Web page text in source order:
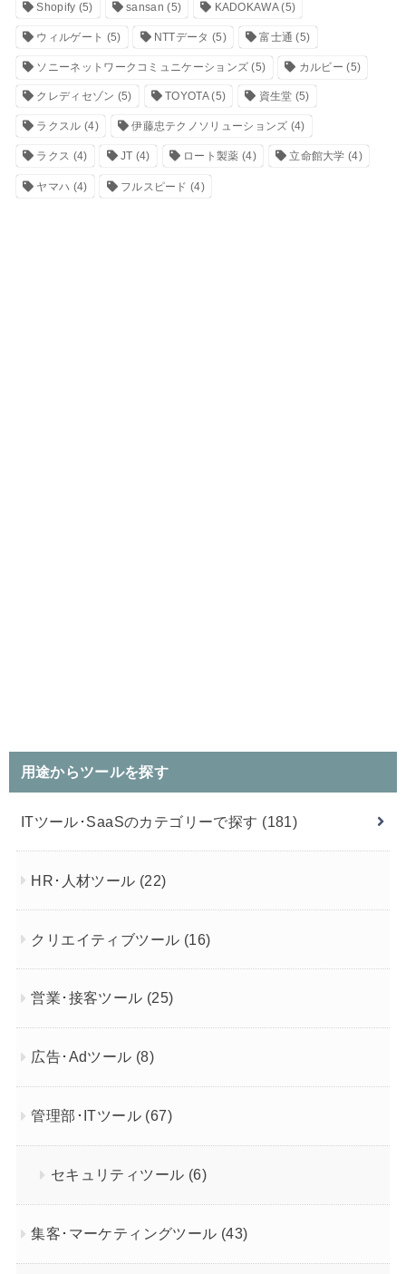
Shopify (5) sansan (5) KADOKAWA(5)
ウィルゲート (5) NTTデータ (5) 富士通 (5)
ソニーネットワークコミュニケーションズ (5) カルビー (5)
クレディセゾン (5) TOYOTA(5) 資生堂 (5)
ラクスル (4) 伊藤忠テクノソリューションズ (4)
ラクス (4) JT (4) ロート製薬 (4) 立命館大学 (4)
ヤマハ (4) フルスピード (4)
用途からツールを探す
ITツール･SaaSのカテゴリーで探す (181)
HR･人材ツール (22)
クリエイティブツール (16)
営業･接客ツール (25)
広告･Adツール (8)
管理部･ITツール (67)
セキュリティツール (6)
集客･マーケティングツール (43)